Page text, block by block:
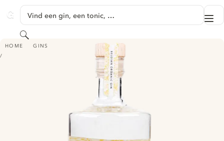
GINVENTORY
Vind een gin, een tonic, …
Zoeken
HOME GINS
ENIGMA PREMIUM ORGANIC GIN